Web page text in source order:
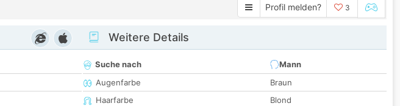
Profil melden? 3
Weitere Details
Suche nach
Mann
Augenfarbe
Braun
Haarfarbe
Blond